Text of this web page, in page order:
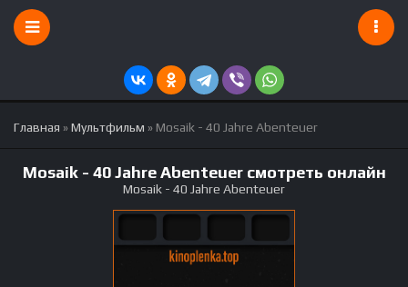
Главная »Мультфильм » Mosaik - 40 Jahre Abenteuer
Mosaik - 40 Jahre Abenteuer смотреть онлайн
Mosaik - 40 Jahre Abenteuer